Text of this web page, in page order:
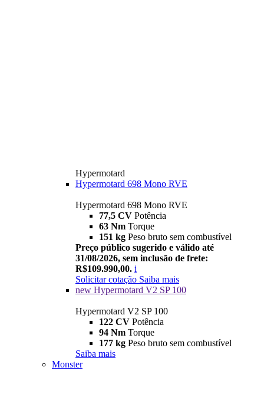
Hypermotard
Hypermotard 698 Mono RVE
Hypermotard 698 Mono RVE
77,5 CV Potência
63 Nm Torque
151 kg Peso bruto sem combustível
Preço público sugerido e válido até
31/08/2026, sem inclusão de frete:
R$109.990,00. i
Solicitar cotação Saiba mais
new Hypermotard V2 SP 100
Hypermotard V2 SP 100
122 CV Potência
94 Nm Torque
177 kg Peso bruto sem combustível
Saiba mais
Monster